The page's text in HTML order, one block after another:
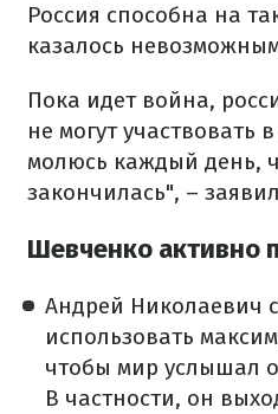
Россия способна на
казалось
Пока идет война,
не могут участвовать
молюсь каждый день,
закончилась", –
Шевченко активно
Андрей Николаевич
использовать
чтобы мир услышал
В частности, он